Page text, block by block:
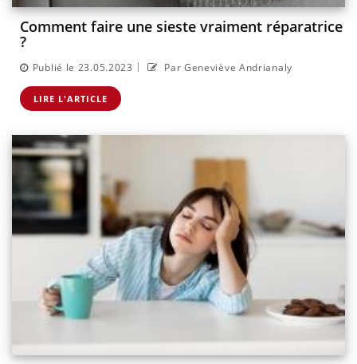
Comment faire une sieste vraiment réparatrice
?
Publié le 23.05.2023 | Par Geneviève Andrianaly
LIRE L'ARTICLE